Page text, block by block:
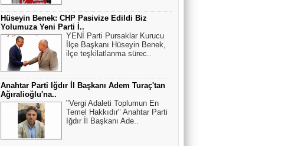
Hüseyin Benek: CHP Pasivize Edildi Biz
Yolumuza Yeni Parti İ..
YENİ Parti Pursaklar Kurucu
İlçe Başkanı Hüseyin Benek,
ilçe teşkilatlanma sürec..
Anahtar Parti Iğdır İl Başkanı Adem Turaç'tan
Ağıralioğlu'na..
"Vergi Adaleti Toplumun En
Temel Hakkıdır" Anahtar Parti
Iğdır İl Başkanı Ade..